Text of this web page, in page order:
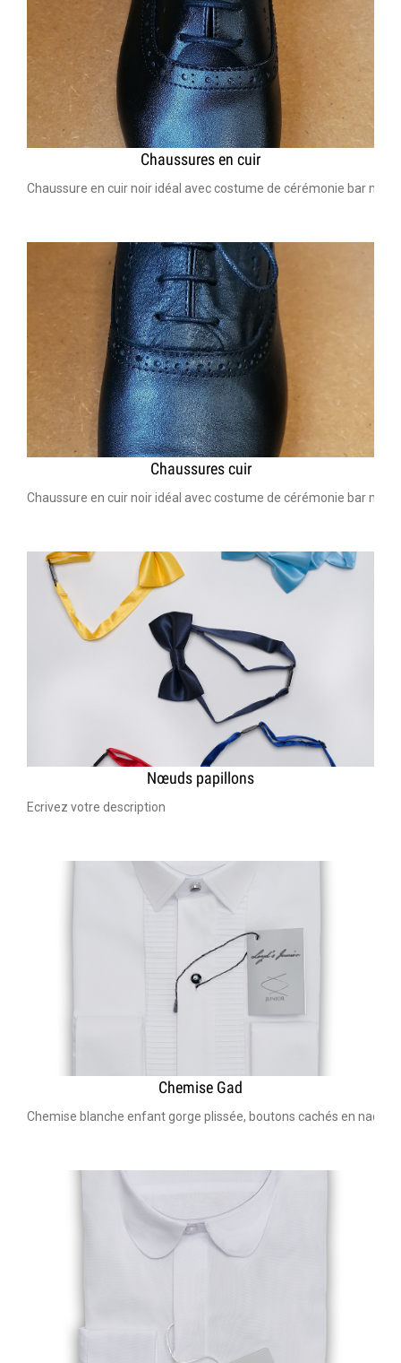
Chaussures en cuir
Chaussure en cuir noir idéal avec costume de cérémonie bar
Chaussures cuir
Chaussure en cuir noir idéal avec costume de cérémonie bar
Nœuds papillons
Ecrivez votre description
Chemise Gad
Chemise blanche enfant gorge plissée, boutons cachés en nacre